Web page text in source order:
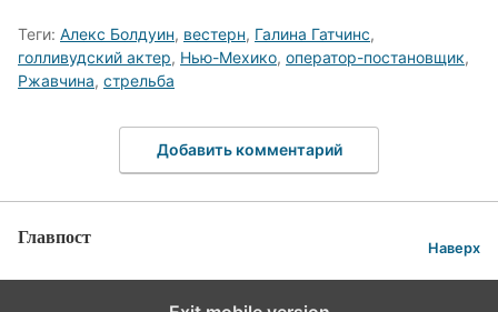
Теги: Алекс Болдуин, вестерн, Галина Гатчинс,
голливудский актер, Нью-Мехико, оператор-постановщик,
Ржавчина, стрельба
Добавить комментарий
Главпост Наверх